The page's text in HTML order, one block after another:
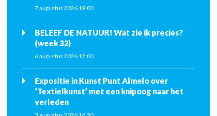
7 augustus 2026 19:00
BELEEF DE NATUUR! Wat zie ik precies?
(week 32)
6 augustus 2026 12:00
Expositie in Kunst Punt Almelo over
‘Textielkunst’ met een knipoog naar het
verleden